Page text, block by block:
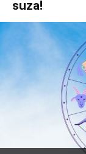
suza!